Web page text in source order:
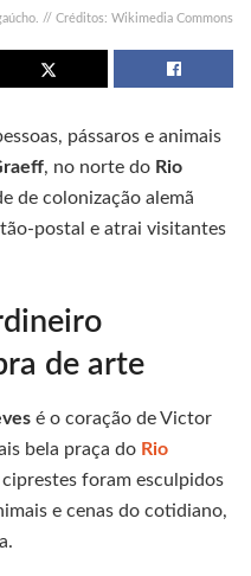
// Créditos: Wikimedia Commons
pássaros e animais
, no norte do Rio
de colonização alemã
postal e atrai visitantes
de arte
é o coração de Victor
bela praça do Rio
foram esculpidos
e cenas do cotidiano,